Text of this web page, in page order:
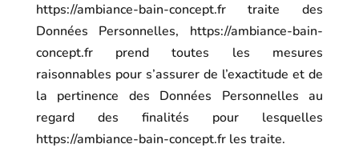
https://ambiance-bain-concept.frtraite des
Données Personnelles, https://ambiance-bain-
concept.frprend toutes les mesures
raisonnables pour s’assurer de l’exactitude et de
la pertinence des Données Personnelles au
regard des finalités pour lesquelles
https://ambiance-bain-concept.frles traite.